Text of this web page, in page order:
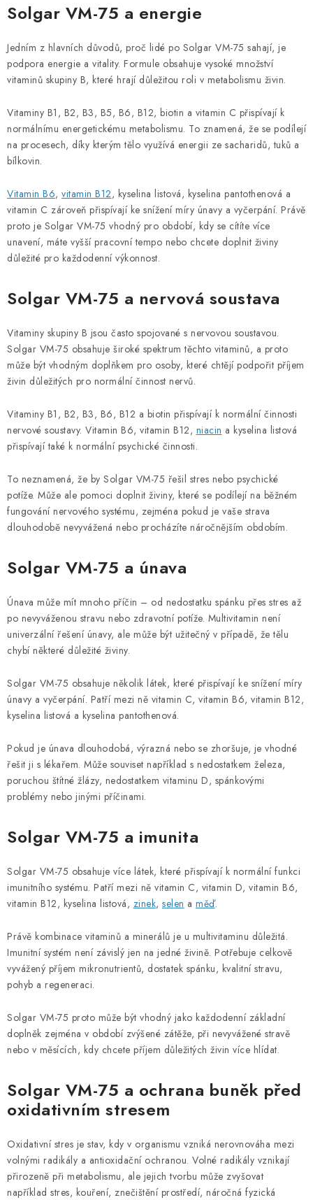
Solgar VM-75 a energie
Jedním z hlavních důvodů, proč lidé po Solgar VM-75 sahají, je
podpora energie a vitality. Formule obsahuje vysoké množství
vitaminů skupiny B, které hrají důležitou roli v metabolismu živin.
Vitaminy B1, B2, B3, B5, B6, B12, biotin a vitamin C přispívají k
normálnímu energetickému metabolismu. To znamená, že se podílejí
na procesech, díky kterým tělo využívá energii ze sacharidů, tuků a
bílkovin.
Vitamin B6, vitamin B12, kyselina listová, kyselina pantothenová a
vitamin C zároveň přispívají ke snížení míry únavy a vyčerpání. Právě
proto je Solgar VM-75 vhodný pro období, kdy se cítíte více
unavení, máte vyšší pracovní tempo nebo chcete doplnit živiny
důležité pro každodenní výkonnost.
Solgar VM-75 a nervová soustava
Vitaminy skupiny B jsou často spojované s nervovou soustavou.
Solgar VM-75 obsahuje široké spektrum těchto vitaminů, a proto
může být vhodným doplňkem pro osoby, které chtějí podpořit příjem
živin důležitých pro normální činnost nervů.
Vitaminy B1, B2, B3, B6, B12 a biotin přispívají k normální činnosti
nervové soustavy. Vitamin B6, vitamin B12, niacin a kyselina listová
přispívají také k normální psychické činnosti.
To neznamená, že by Solgar VM-75 řešil stres nebo psychické
potíže. Může ale pomoci doplnit živiny, které se podílejí na běžném
fungování nervového systému, zejména pokud je vaše strava
dlouhodobě nevyvážená nebo procházíte náročnějším obdobím.
Solgar VM-75 a únava
Únava může mít mnoho příčin – od nedostatku spánku přes stres až
po nevyváženou stravu nebo zdravotní potíže. Multivitamin není
univerzální řešení únavy, ale může být užitečný v případě, že tělu
chybí některé důležité živiny.
Solgar VM-75 obsahuje několik látek, které přispívají ke snížení míry
únavy a vyčerpání. Patří mezi ně vitamin C, vitamin B6, vitamin B12,
kyselina listová a kyselina pantothenová.
Pokud je únava dlouhodobá, výrazná nebo se zhoršuje, je vhodné
řešit ji s lékařem. Může souviset například s nedostatkem železa,
poruchou štítné žlázy, nedostatkem vitaminu D, spánkovými
problémy nebo jinými příčinami.
Solgar VM-75 a imunita
Solgar VM-75 obsahuje více látek, které přispívají k normální funkci
imunitního systému. Patří mezi ně vitamin C, vitamin D, vitamin B6,
vitamin B12, kyselina listová, zinek, selen a měď.
Právě kombinace vitaminů a minerálů je u multivitaminu důležitá.
Imunitní systém není závislý jen na jedné živině. Potřebuje celkově
vyvážený příjem mikronutrientů, dostatek spánku, kvalitní stravu,
pohyb a regeneraci.
Solgar VM-75 proto může být vhodný jako každodenní základní
doplněk zejména v období zvýšené zátěže, při nevyvážené stravě
nebo v měsících, kdy chcete příjem důležitých živin více hlídat.
Solgar VM-75 a ochrana buněk před
oxidativním stresem
Oxidativní stres je stav, kdy v organismu vzniká nerovnováha mezi
volnými radikály a antioxidační ochranou. Volné radikály vznikají
přirozeně při metabolismu, ale jejich tvorbu může zvyšovat
například stres, kouření, znečištění prostředí, náročná fyzická